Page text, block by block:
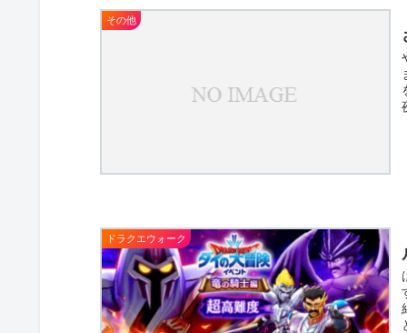
その他
ドラクエウォーク